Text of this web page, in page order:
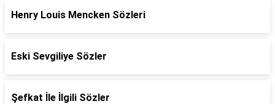
Henry Louis Mencken Sözleri
Eski Sevgiliye Sözler
Şefkat İle İlgili Sözler